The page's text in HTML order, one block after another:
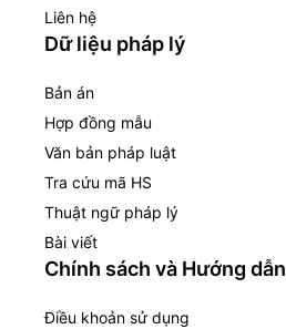
Liên hệ
Dữ liệu pháp lý
Bản án
Hợp đồng mẫu
Văn bản pháp luật
Tra cứu mã HS
Thuật ngữ pháp lý
Bài viết
Chính sách và Hướng dẫn
Điều khoản sử dụng